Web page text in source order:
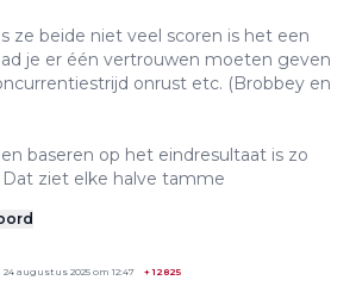
ze beide niet veel scoren is het een
je er één vertrouwen moeten geven
onrust etc. (Brobbey en
baseren op het eindresultaat is zo
ziet elke halve tamme
24 augustus 2025 om 12:47 +12825